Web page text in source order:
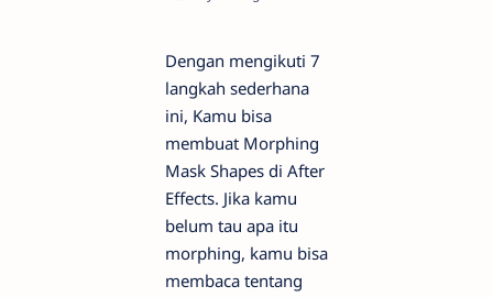
Dengan mengikuti 7
langkah sederhana
ini, Kamu bisa
membuat Morphing
Mask Shapes di After
Effects. Jika kamu
belum tau apa itu
morphing, kamu bisa
membaca tentang